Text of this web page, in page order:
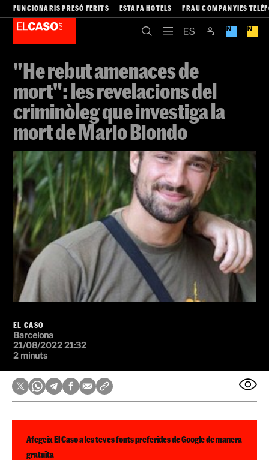
FUNCIONARIS PRESÓ FERITS ESTAFA HOTELS FRAU COMPANYIES
"He rebut amenaces de
mort": les revelacions del
criminòleg que investiga la
mort de Mario Biondo
EL CASO
Barcelona
21/08/2022 21:32
2 minuts
Afegeix El Caso a les teves fonts preferides de Google de manera
gratuïta